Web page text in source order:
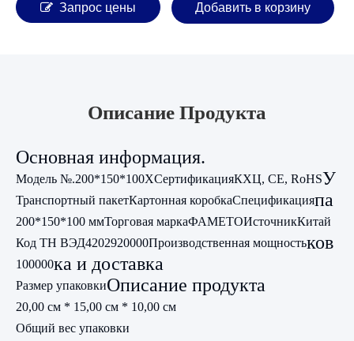
Запрос цены Добавить в корзину
Описание Продукта
Основная информация.
Модель №.200*150*100ХСертификацияКХЦ, CE, RoHS
Транспортный пакетКартонная коробкаСпецификация
200*150*100 ммТорговая маркаФАМЕТОИсточникКитай
Код ТН ВЭД4202920000Производственная мощность
100000
У
па
ков
ка и доставка
Размер упаковки
20,00 см * 15,00 см * 10,00 см
Общий вес упаковки
Описание продукта